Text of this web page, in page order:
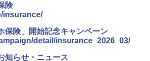
険
insurance/
保険」開始記念キャンペーン
detail/insurance_2026_03/
らせ・ニュース